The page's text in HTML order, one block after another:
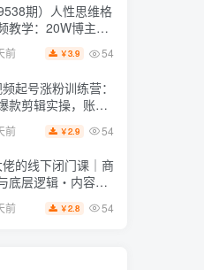
期）人性思维格
教学：20W博主亲
化流程×字幕封面设
示词×橱窗带货6W
前 ￥3.9 54
起号涨粉训练营：
款剪辑实操，账号
复盘落地教程
前 ￥2.9 54
的线下闭门课｜商
底层逻辑・内容创
心法・AI核心概念
Code实战，打造
前 ￥2.8 54